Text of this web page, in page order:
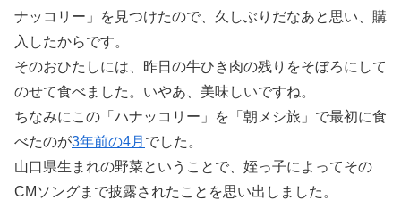
ナッコリー」を見つけたので、久しぶりだなあと思い、購
入したからです。
そのおひたしには、昨日の牛ひき肉の残りをそぼろにして
のせて食べました。いやあ、美味しいですね。
ちなみにこの「ハナッコリー」を「朝メシ旅」で最初に食
べたのが3年前の4月 でした。
山口県生まれの野菜ということで、姪っ子によってその
CMソングまで披露されたことを思い出しました。